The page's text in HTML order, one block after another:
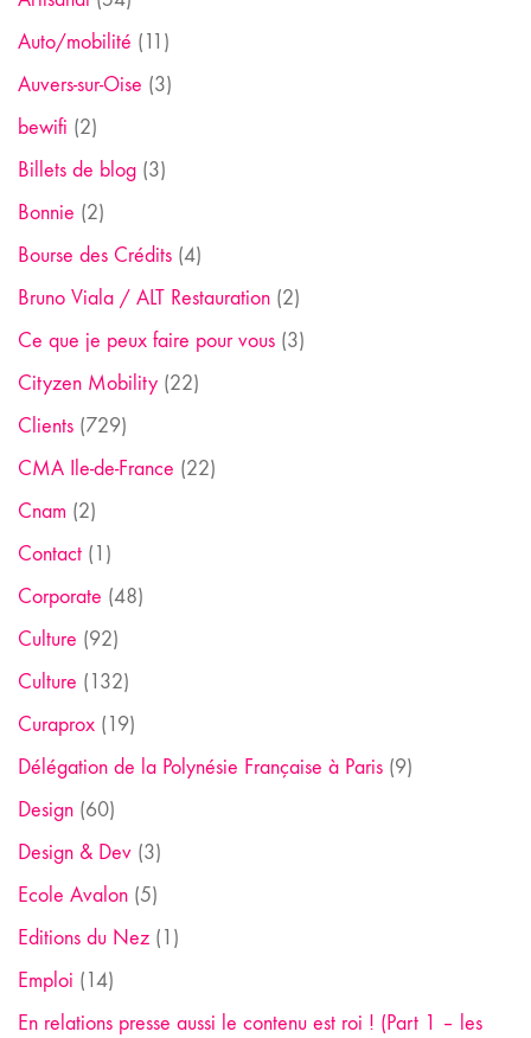
Auto/mobilité (11)
Auvers-sur-Oise (3)
bewifi (2)
Billets de blog (3)
Bonnie (2)
Bourse des Crédits (4)
Bruno Viala / ALT Restauration (2)
Ce que je peux faire pour vous (3)
Cityzen Mobility (22)
Clients (729)
CMA Ile-de-France (22)
Cnam (2)
Contact (1)
Corporate (48)
Culture (92)
Culture (132)
Curaprox (19)
Délégation de la Polynésie Française à Paris (9)
Design (60)
Design & Dev (3)
Ecole Avalon (5)
Editions du Nez (1)
Emploi (14)
En relations presse aussi le contenu est roi ! (Part 1 – les